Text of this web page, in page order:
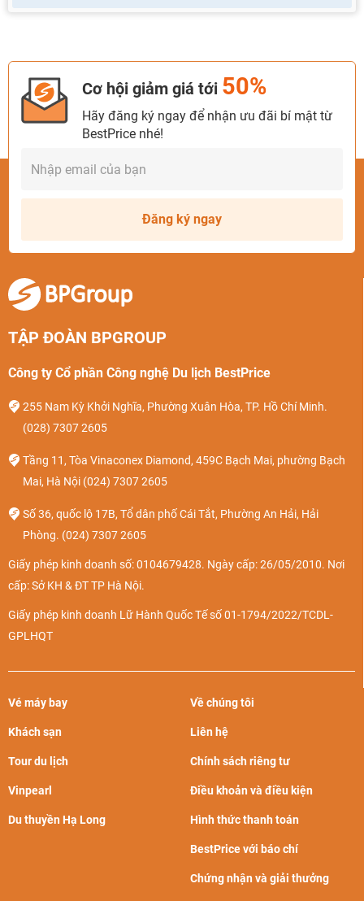
Cơ hội giảm giá tới 50%
Hãy đăng ký ngay để nhận ưu đãi bí mật từ
BestPrice nhé!
Đăng ký ngay
TẬP ĐOÀN BPGROUP
Công ty Cổ phần Công nghệ Du lịch BestPrice
255 Nam Kỳ Khởi Nghĩa, Phường Xuân Hòa, TP. Hồ Chí Minh.
(028) 7307 2605
Tầng 11, Tòa Vinaconex Diamond, 459C Bạch Mai, phường Bạch
Mai, Hà Nội (024) 7307 2605
Số 36, quốc lộ 17B, Tổ dân phố Cái Tắt, Phường An Hải, Hải
Phòng. (024) 7307 2605
Giấy phép kinh doanh số: 0104679428. Ngày cấp: 26/05/2010. Nơi
cấp: Sở KH & ĐT TP Hà Nội.
Giấy phép kinh doanh Lữ Hành Quốc Tế số 01-1794/2022/TCDL-
GPLHQT
Vé máy bay
Khách sạn
Tour du lịch
Vinpearl
Du thuyền Hạ Long
Về chúng tôi
Liên hệ
Chính sách riêng tư
Điều khoản và điều kiện
Hình thức thanh toán
BestPrice với báo chí
Chứng nhận và giải thưởng